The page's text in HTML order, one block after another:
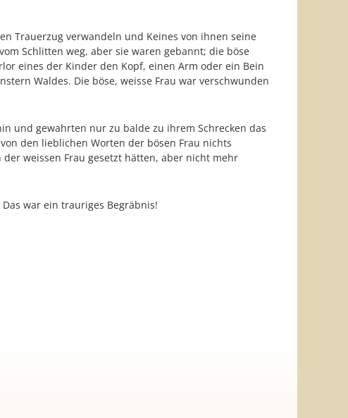
Trauerzug verwandeln und Keines von ihnen seine
Schlitten weg, aber sie waren gebannt; die böse
eines der Kinder den Kopf, einen Arm oder ein Bein
Waldes. Die böse, weisse Frau war verschwunden
und gewahrten nur zu balde zu ihrem Schrecken das
den lieblichen Worten der bösen Frau nichts
weissen Frau gesetzt hätten, aber nicht mehr
war ein trauriges Begräbnis!